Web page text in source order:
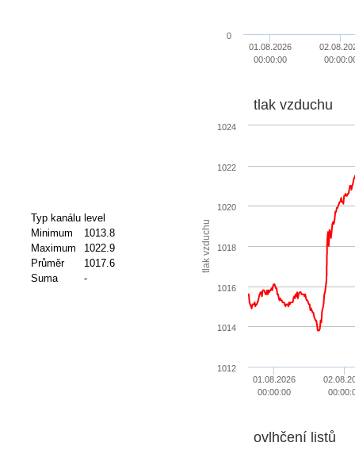
01.08.2026
00:00:00
0
Typ kanálu level
Minimum
1013.8
Maximum
1022.9
Průměr
1017.6
Suma
-
tlak vzduchu
tlak vzduchu
01.08.2026
00:00:00
1012
1014
1016
1018
1020
1022
1024
ovlhčení listů